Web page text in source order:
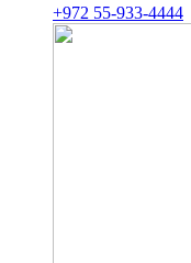
+972 55-933-4444